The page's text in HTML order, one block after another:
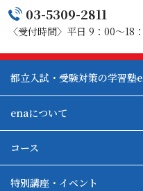
03-5309-2811
〈受付時間〉平日 9：00～
都立入試・受験対策の学習塾
enaについて
ena本部について
コース
特別講座・イベント